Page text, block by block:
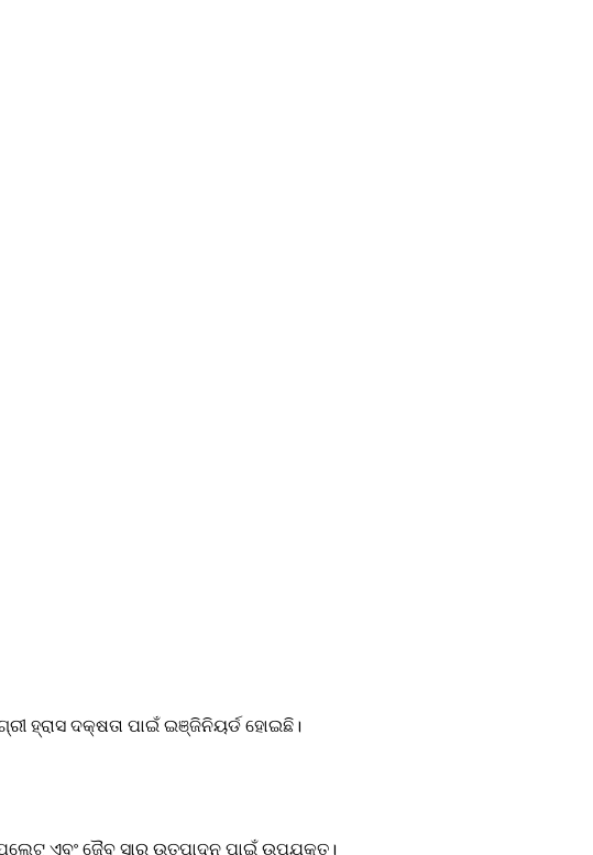
ହ୍ରାସ ଦକ୍ଷତା ପାଇଁ ଇଞ୍ଜିନିୟର୍ଡ ହୋଇଛି।
ଏବଂ ଜୈବ ସାର ଉତ୍ପାଦନ ପାଇଁ ଉପଯୁକ୍ତ।